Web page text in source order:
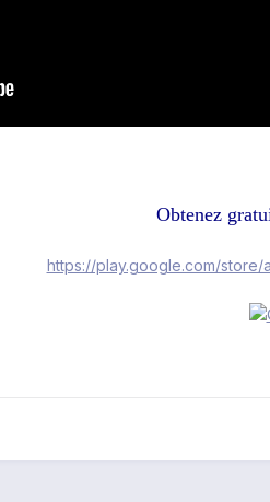
Obtenez
https://play.google.com/store/